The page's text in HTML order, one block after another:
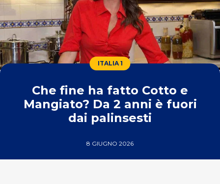
ITALIA 1
Che fine ha fatto Cotto e
Mangiato? Da 2 anni è fuori
dai palinsesti
8 GIUGNO 2026